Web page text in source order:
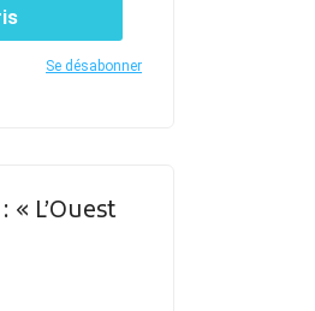
Se désabonner
L’Ouest